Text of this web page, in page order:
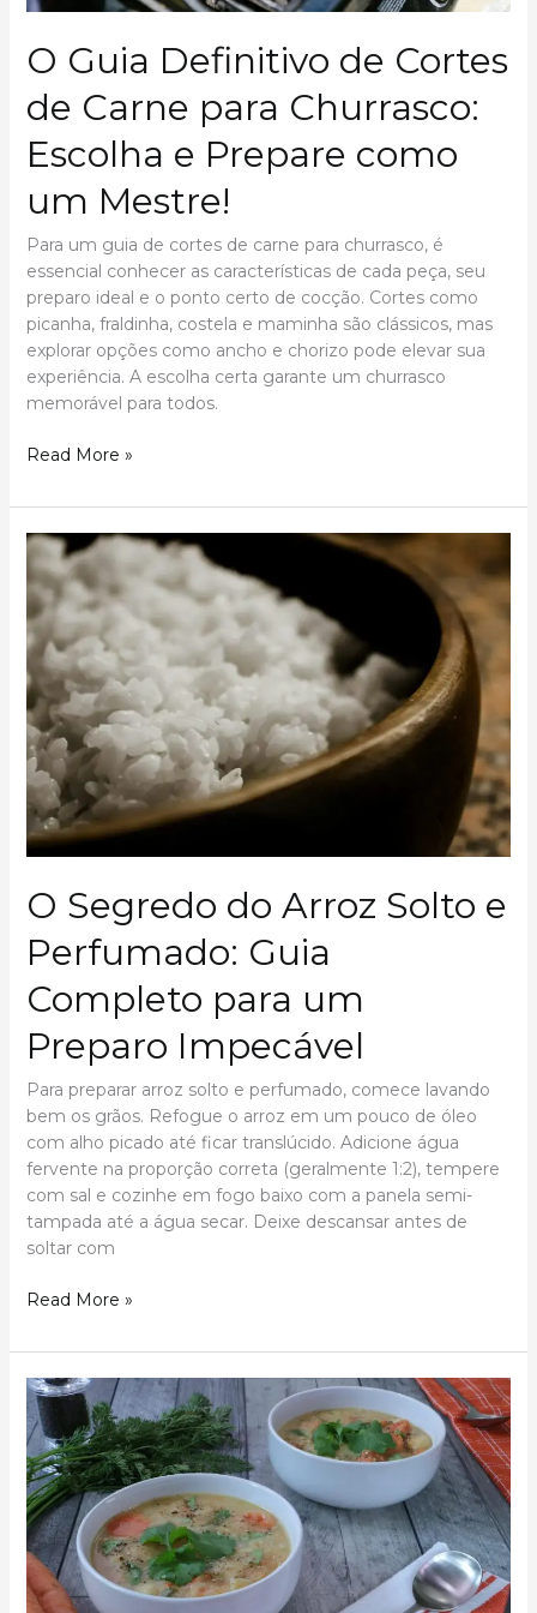
O Guia Definitivo de Cortes
de Carne para Churrasco:
Escolha e Prepare como
um Mestre!
Para um guia de cortes de carne para churrasco, é
essencial conhecer as características de cada peça, seu
preparo ideal e o ponto certo de cocção. Cortes como
picanha, fraldinha, costela e maminha são clássicos, mas
explorar opções como ancho e chorizo pode elevar sua
experiência. A escolha certa garante um churrasco
memorável para todos.
O
Definitivo
de
Cortes
de
Carne
para
Churrasco:
Escolha
e
Prepare
como
um
Mestre!
Read More »
O Segredo do Arroz Solto e
Perfumado: Guia
Completo para um
Preparo Impecável
Para preparar arroz solto e perfumado, comece lavando
bem os grãos. Refogue o arroz em um pouco de óleo
com alho picado até ficar translúcido. Adicione água
fervente na proporção correta (geralmente 1:2), tempere
com sal e cozinhe em fogo baixo com a panela semi-
tampada até a água secar. Deixe descansar antes de
soltar com
O
do
Arroz
Solto
e
Perfumado:
Guia
Completo
para
um
Preparo
Read More »